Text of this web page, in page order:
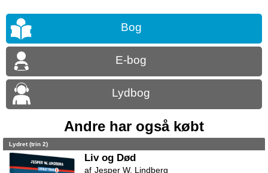
Bog
E-bog
Lydbog
Andre har også købt
Lydret (trin 2)
Liv og Død
Jesper W. Lindberg